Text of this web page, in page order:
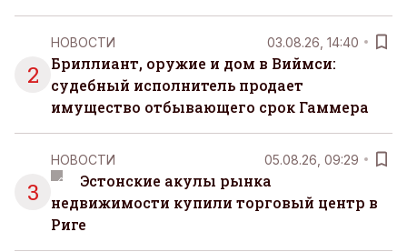
2
НОВОСТИ 03.08.26, 14:40
Бриллиант, оружие и дом в Виймси:
судебный исполнитель продает
имущество отбывающего срок Гаммера
3
НОВОСТИ 05.08.26, 09:29
Эстонские акулы рынка
недвижимости купили торговый центр в
Риге